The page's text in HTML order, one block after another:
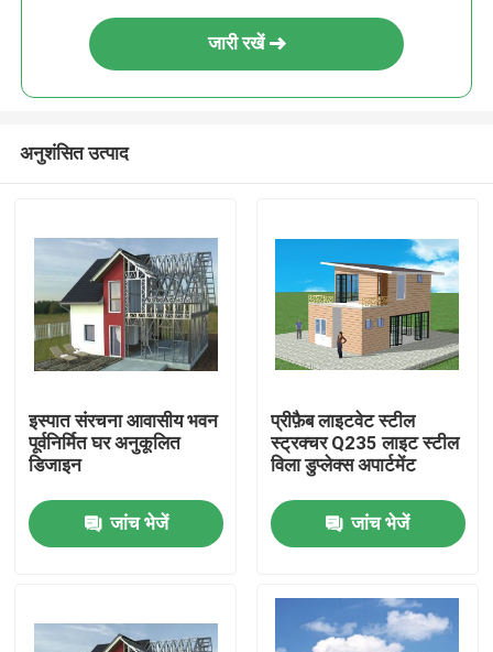
जारी रखें
अनुशंसित उत्पाद
इस्पात संरचना आवासीय भवन
पूर्वनिर्मित घर अनुकूलित
डिजाइन
जांच भेजें
प्रीफ़ैब लाइटवेट स्टील
स्ट्रक्चर Q235 लाइट स्टील
विला डुप्लेक्स अपार्टमेंट
जांच भेजें